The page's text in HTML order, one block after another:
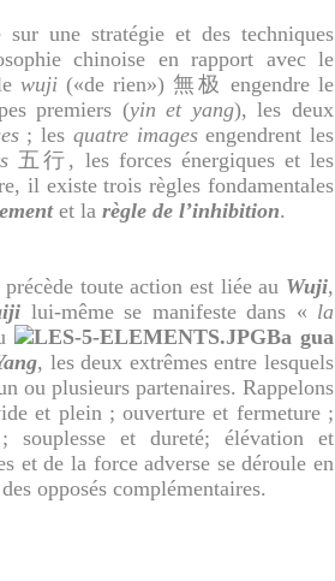
une stratégie et des techniques
chinoise en rapport avec le
wuji(«de rien») 無极 engendre le
premiers (yin et yang), les deux
; les quatre imagesengendrent les
五行, les forces énergiques et les
il existe trois règles fondamentales
et la règle de l’inhibition.
toute action est liée au Wuji,
lui-même se manifeste dans « la
Ba gua
, les deux extrêmes entre lesquels
ou plusieurs partenaires. Rappelons
et plein ; ouverture et fermeture ;
et dureté; élévation et
et de la force adverse se déroule en
opposés complémentaires.